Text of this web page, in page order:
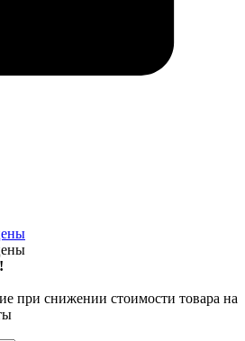
при снижении стоимости товара на